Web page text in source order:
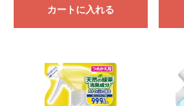
カートに入れる